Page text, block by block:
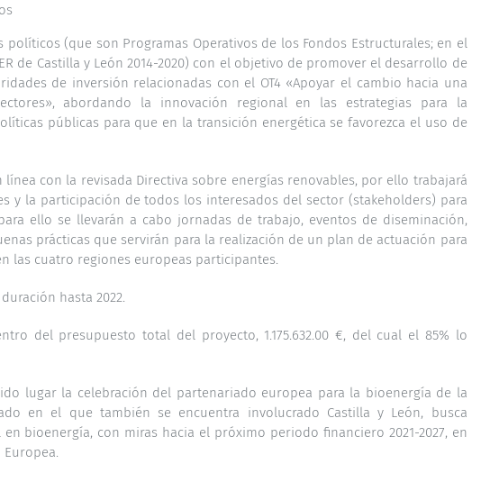
(que son Programas Operativos de los Fondos Estructurales; en el
de Castilla y León 2014-2020) con el objetivo de promover el desarrollo de
de inversión relacionadas con el OT4 «Apoyar el cambio hacia una
abordando la innovación regional en las estrategias para la
públicas para que en la transición energética se favorezca el uso de
línea con la revisada Directiva sobre energías renovables, por ello trabajará
y la participación de todos los interesados del sector (stakeholders) para
ello se llevarán a cabo jornadas de trabajo, eventos de diseminación,
prácticas que servirán para la realización de un plan de actuación para
las cuatro regiones europeas participantes.
hasta 2022.
del presupuesto total del proyecto, 1.175.632.00 €, del cual el 85% lo
lugar la celebración del partenariado europea para la bioenergía de la
en el que también se encuentra involucrado Castilla y León, busca
bioenergía, con miras hacia el próximo periodo financiero 2021-2027, en